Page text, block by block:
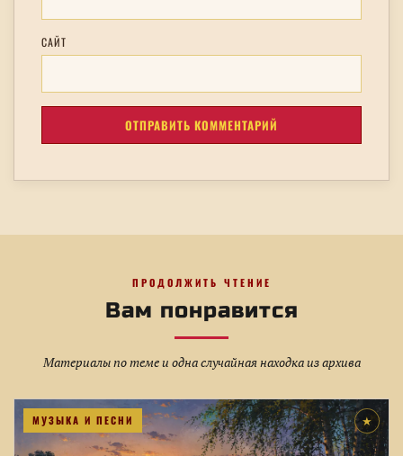
САЙТ
ПРОДОЛЖИТЬ ЧТЕНИЕ
Вам понравится
Материалы по теме и одна случайная находка из архива
МУЗЫКА И ПЕСНИ ★